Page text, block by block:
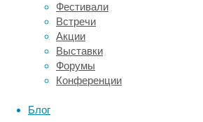
Фестивали
Встречи
Акции
Выставки
Форумы
Конференции
Блог
захватил
мир
—
и
заложил
основу